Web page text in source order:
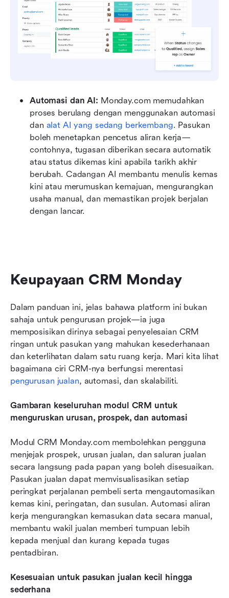
Automasi dan AI: Monday.com memudahkan
proses berulang dengan menggunakan automasi
dan alat AI yang sedang berkembang. Pasukan
boleh menetapkan pencetus aliran kerja—
contohnya, tugasan diberikan secara automatik
atau status dikemas kini apabila tarikh akhir
berubah. Cadangan AI membantu menulis kemas
kini atau merumuskan kemajuan, mengurangkan
usaha manual, dan memastikan projek berjalan
dengan lancar.
Keupayaan CRM Monday
Dalam panduan ini, jelas bahawa platform ini bukan
sahaja untuk pengurusan projek—ia juga
memposisikan dirinya sebagai penyelesaian CRM
ringan untuk pasukan yang mahukan kesederhanaan
dan keterlihatan dalam satu ruang kerja. Mari kita lihat
pengurusan jualan, automasi, dan skalabiliti.
Gambaran keseluruhan modul CRM untuk
menguruskan urusan, prospek, dan automasi
Modul CRM Monday.com membolehkan pengguna
menjejak prospek, urusan jualan, dan saluran jualan
secara langsung pada papan yang boleh disesuaikan.
Pasukan jualan dapat memvisualisasikan setiap
peringkat perjalanan pembeli serta mengautomasikan
kemas kini, peringatan, dan susulan. Automasi aliran
kerja mengurangkan kemasukan data secara manual,
membantu wakil jualan memberi tumpuan lebih
kepada menjual dan kurang kepada tugas
pentadbiran.
Kesesuaian untuk pasukan jualan kecil hingga
sederhana